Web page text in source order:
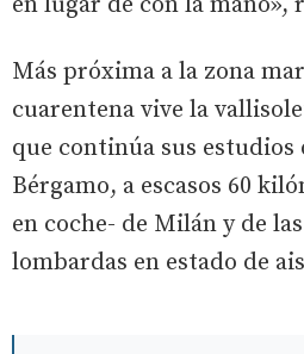
Más próxima a la zona
cuarentena vive la
que continúa sus estudios
Bérgamo, a escasos 60
en coche- de Milán y de
lombardas en estado de